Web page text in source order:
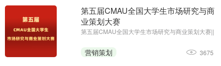
第五届CMAU全国大学生市场研究与商
业策划大赛
第五届CMAU全国大学生市场研究与商业策划大赛||
（www.cmau.org.cn）、Credamo见数
（www.credamo.com）
营销策划 3675